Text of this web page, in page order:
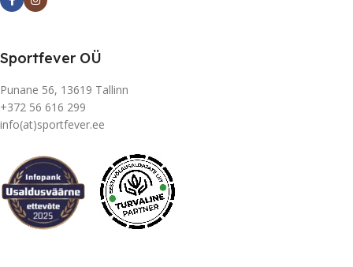
Sportfever OÜ
Punane 56, 13619 Tallinn
+372 56 616 299
info(at)sportfever.ee